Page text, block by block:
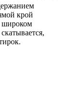
крой
широком